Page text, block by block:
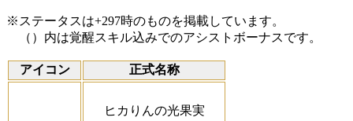
※ステータスは+297時のものを掲載しています。
（）内は覚醒スキル込みでのアシストボーナスです。
アイコン 正式名称
ヒカりんの光果実